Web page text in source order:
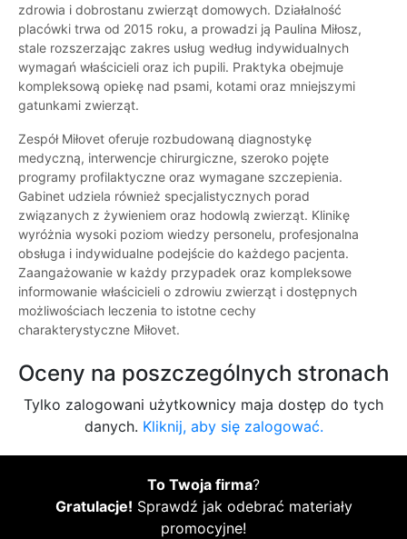
zdrowia i dobrostanu zwierząt domowych. Działalność
placówki trwa od 2015 roku, a prowadzi ją Paulina Miłosz,
stale rozszerzając zakres usług według indywidualnych
wymagań właścicieli oraz ich pupili. Praktyka obejmuje
kompleksową opiekę nad psami, kotami oraz mniejszymi
gatunkami zwierząt.
Zespół Miłovet oferuje rozbudowaną diagnostykę
medyczną, interwencje chirurgiczne, szeroko pojęte
programy profilaktyczne oraz wymagane szczepienia.
Gabinet udziela również specjalistycznych porad
związanych z żywieniem oraz hodowlą zwierząt. Klinikę
wyróżnia wysoki poziom wiedzy personelu, profesjonalna
obsługa i indywidualne podejście do każdego pacjenta.
Zaangażowanie w każdy przypadek oraz kompleksowe
informowanie właścicieli o zdrowiu zwierząt i dostępnych
możliwościach leczenia to istotne cechy
charakterystyczne Miłovet.
Oceny na poszczególnych stronach
Tylko zalogowani użytkownicy maja dostęp do tych
danych. Kliknij, aby się zalogować.
To Twoja firma?
Gratulacje! Sprawdź jak odebrać materiały
promocyjne!